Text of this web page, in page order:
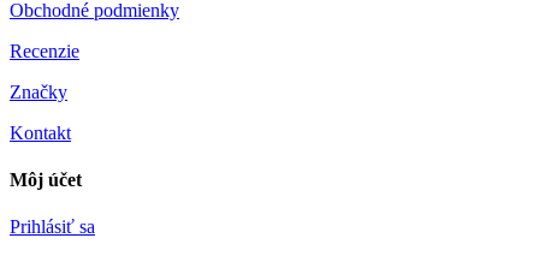
Obchodné podmienky
Recenzie
Značky
Kontakt
Môj účet
Prihlásiť sa